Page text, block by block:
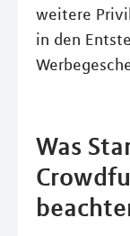
weitere
in den
Was